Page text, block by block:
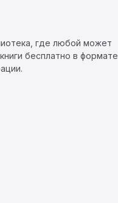
где любой может
бесплатно в формате